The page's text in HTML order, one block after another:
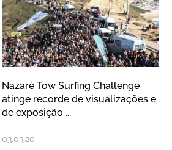
Nazaré Tow Surfing Challenge
atinge recorde de visualizações e
de exposição ...
03.03.20